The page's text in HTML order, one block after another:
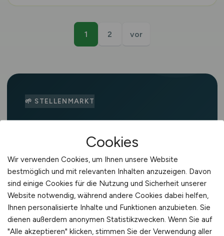
1 2 vor
🌱 STELLENMARKT
Delmenhorst
Rund um Delmenhorst ist die
Landwirtschaft ein wichtiger
Wirtschaftszweig. Die Region in
Niedersachsen ist bekannt für Tierhaltung,
Schweinehaltung, Geflügel und
Cookies
Wir verwenden Cookies, um Ihnen unsere Website
bestmöglich und mit relevanten Inhalten anzuzeigen. Davon
sind einige Cookies für die Nutzung und Sicherheit unserer
Website notwendig, während andere Cookies dabei helfen,
Ihnen personalisierte Inhalte und Funktionen anzubieten. Sie
dienen außerdem anonymen Statistikzwecken. Wenn Sie auf
"Alle akzeptieren" klicken, stimmen Sie der Verwendung aller